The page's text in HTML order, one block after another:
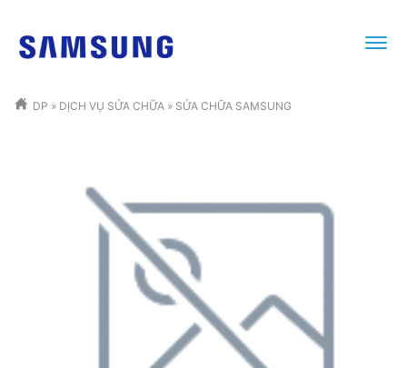
DP » DỊCH VỤ SỬA CHỮA » SỬA CHỮA SAMSUNG